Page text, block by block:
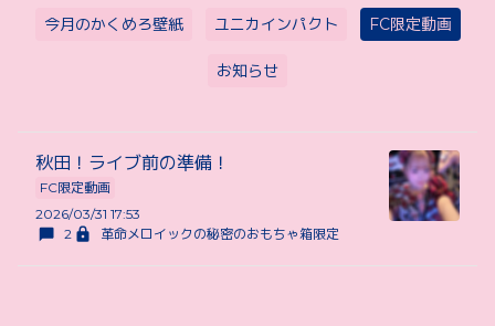
今月のかくめろ壁紙 ユニカインパクト FC限定動画
お知らせ
秋田！ライブ前の準備！
FC限定動画
2026/03/31 17:53
2
革命メロイックの秘密のおもちゃ箱限定